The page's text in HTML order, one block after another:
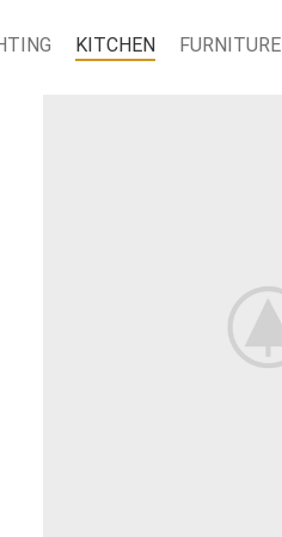
FURNITURE
KITCHEN